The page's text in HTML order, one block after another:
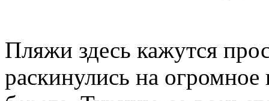
Пляжи здесь кажутся
раскинулись на огромное